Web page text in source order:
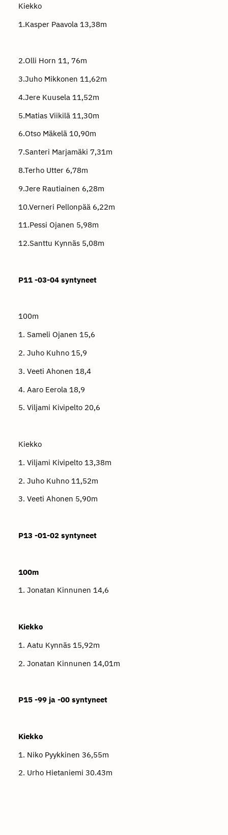
Kiekko
1.Kasper Paavola 13,38m
2.Olli Horn 11, 76m
3.Juho Mikkonen 11,62m
4.Jere Kuusela 11,52m
5.Matias Viikilä 11,30m
6.Otso Mäkelä 10,90m
7.Santeri Marjamäki 7,31m
8.Terho Utter 6,78m
9.Jere Rautiainen 6,28m
10.Verneri Pellonpää 6,22m
11.Pessi Ojanen 5,98m
12.Santtu Kynnäs 5,08m
P11 -03-04 syntyneet
100m
1. Sameli Ojanen 15,6
2. Juho Kuhno 15,9
3. Veeti Ahonen 18,4
4. Aaro Eerola 18,9
5. Viljami Kivipelto 20,6
Kiekko
1. Viljami Kivipelto 13,38m
2. Juho Kuhno 11,52m
3. Veeti Ahonen 5,90m
P13 -01-02 syntyneet
100m
1. Jonatan Kinnunen 14,6
Kiekko
1. Aatu Kynnäs 15,92m
2. Jonatan Kinnunen 14,01m
P15 -99 ja -00 syntyneet
Kiekko
1. Niko Pyykkinen 36,55m
2. Urho Hietaniemi 30.43m